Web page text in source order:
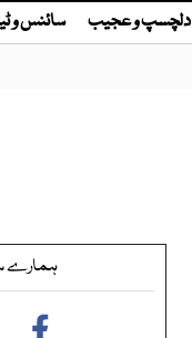
دلچسپ و عجیب سائنس و
ہمارے